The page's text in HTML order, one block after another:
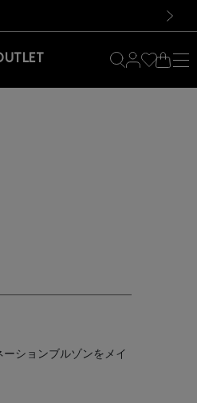
ションブルゾンをメイ